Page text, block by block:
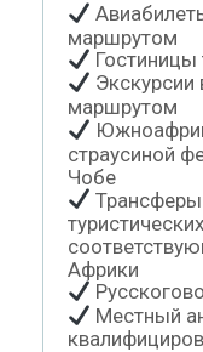
маршрутом
Гостиницы
Экскурсии
маршрутом
страусиной
Чобе
Африки
Местный